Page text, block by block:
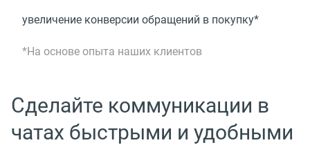
увеличение конверсии обращений в покупку*
*На основе опыта наших клиентов
Сделайте коммуникации в
чатах быстрыми и удобными